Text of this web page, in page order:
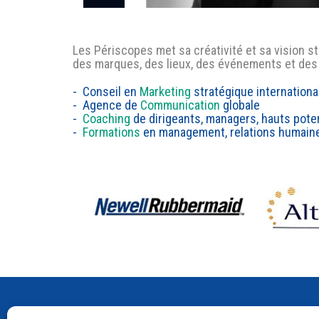
Les Périscopes met sa créativité et sa vision
des marques, des lieux, des événements et
- Conseil en Marketing stratégique
- Agence de Communication globale
- Coaching de dirigeants, managers, hauts
- Formations en management, relations